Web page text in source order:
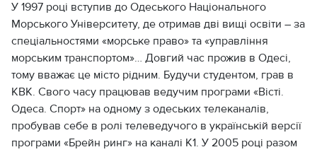
У 1997 році вступив до Одеського Національного
Морського Університету, де отримав дві вищі освіти – за
спеціальностями «морське право» та «управління
морським транспортом»… Довгий час прожив в Одесі,
тому вважає це місто рідним. Будучи студентом, грав в
КВК. Свого часу працював ведучим програми «Вісті.
Одеса. Спорт» на одному з одеських телеканалів,
пробував себе в ролі телеведучого в українській версії
програми «Брейн ринг» на каналі К1. У 2005 році разом